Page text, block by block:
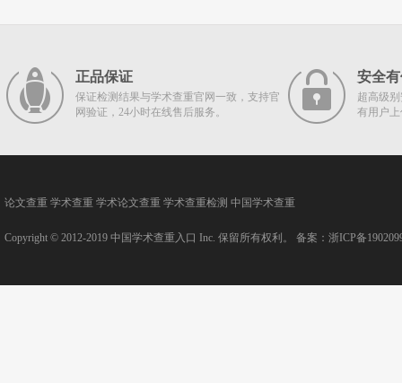
正品保证
保证检测结果与学术查重官网一致，支持官
网验证，24小时在线售后服务。
安全
超高级
有用户
论文查重 学术查重 学术论文查重 学术查重检测 中国学术查重
Copyright © 2012-2019 中国学术查重入口 Inc. 保留所有权利。 备案： 浙ICP备